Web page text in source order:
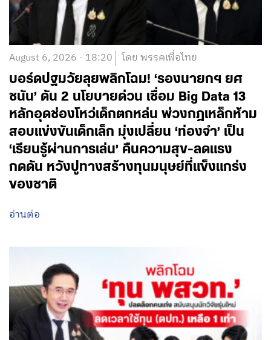
August 6, 2026 - 18:20 โดย พรรคเพื่อไทย
บอร์ดปฐมวัยลุยพลิกโฉม! ‘รองนายกฯ ยศ
ชนัน’ ดัน 2 นโยบายด่วน เชื่อม Big Data 13
หลักอุดช่องโหว่เด็กตกหล่น พ่วงกฎเหล็กห้าม
สอบแข่งขันเด็กเล็ก มุ่งเปลี่ยน ‘ท่องจำ’ เป็น
‘เรียนรู้ผ่านการเล่น’ คืนความสุข-ลดแรง
กดดัน หวังปูทางสร้างทุนมนุษย์ที่แข็งแกร่ง
ของชาติ
อ่านต่อ